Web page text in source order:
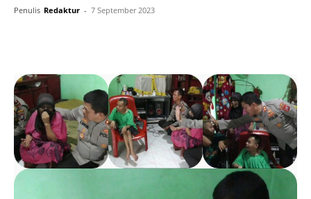
Penulis Redaktur - 7 September 2023